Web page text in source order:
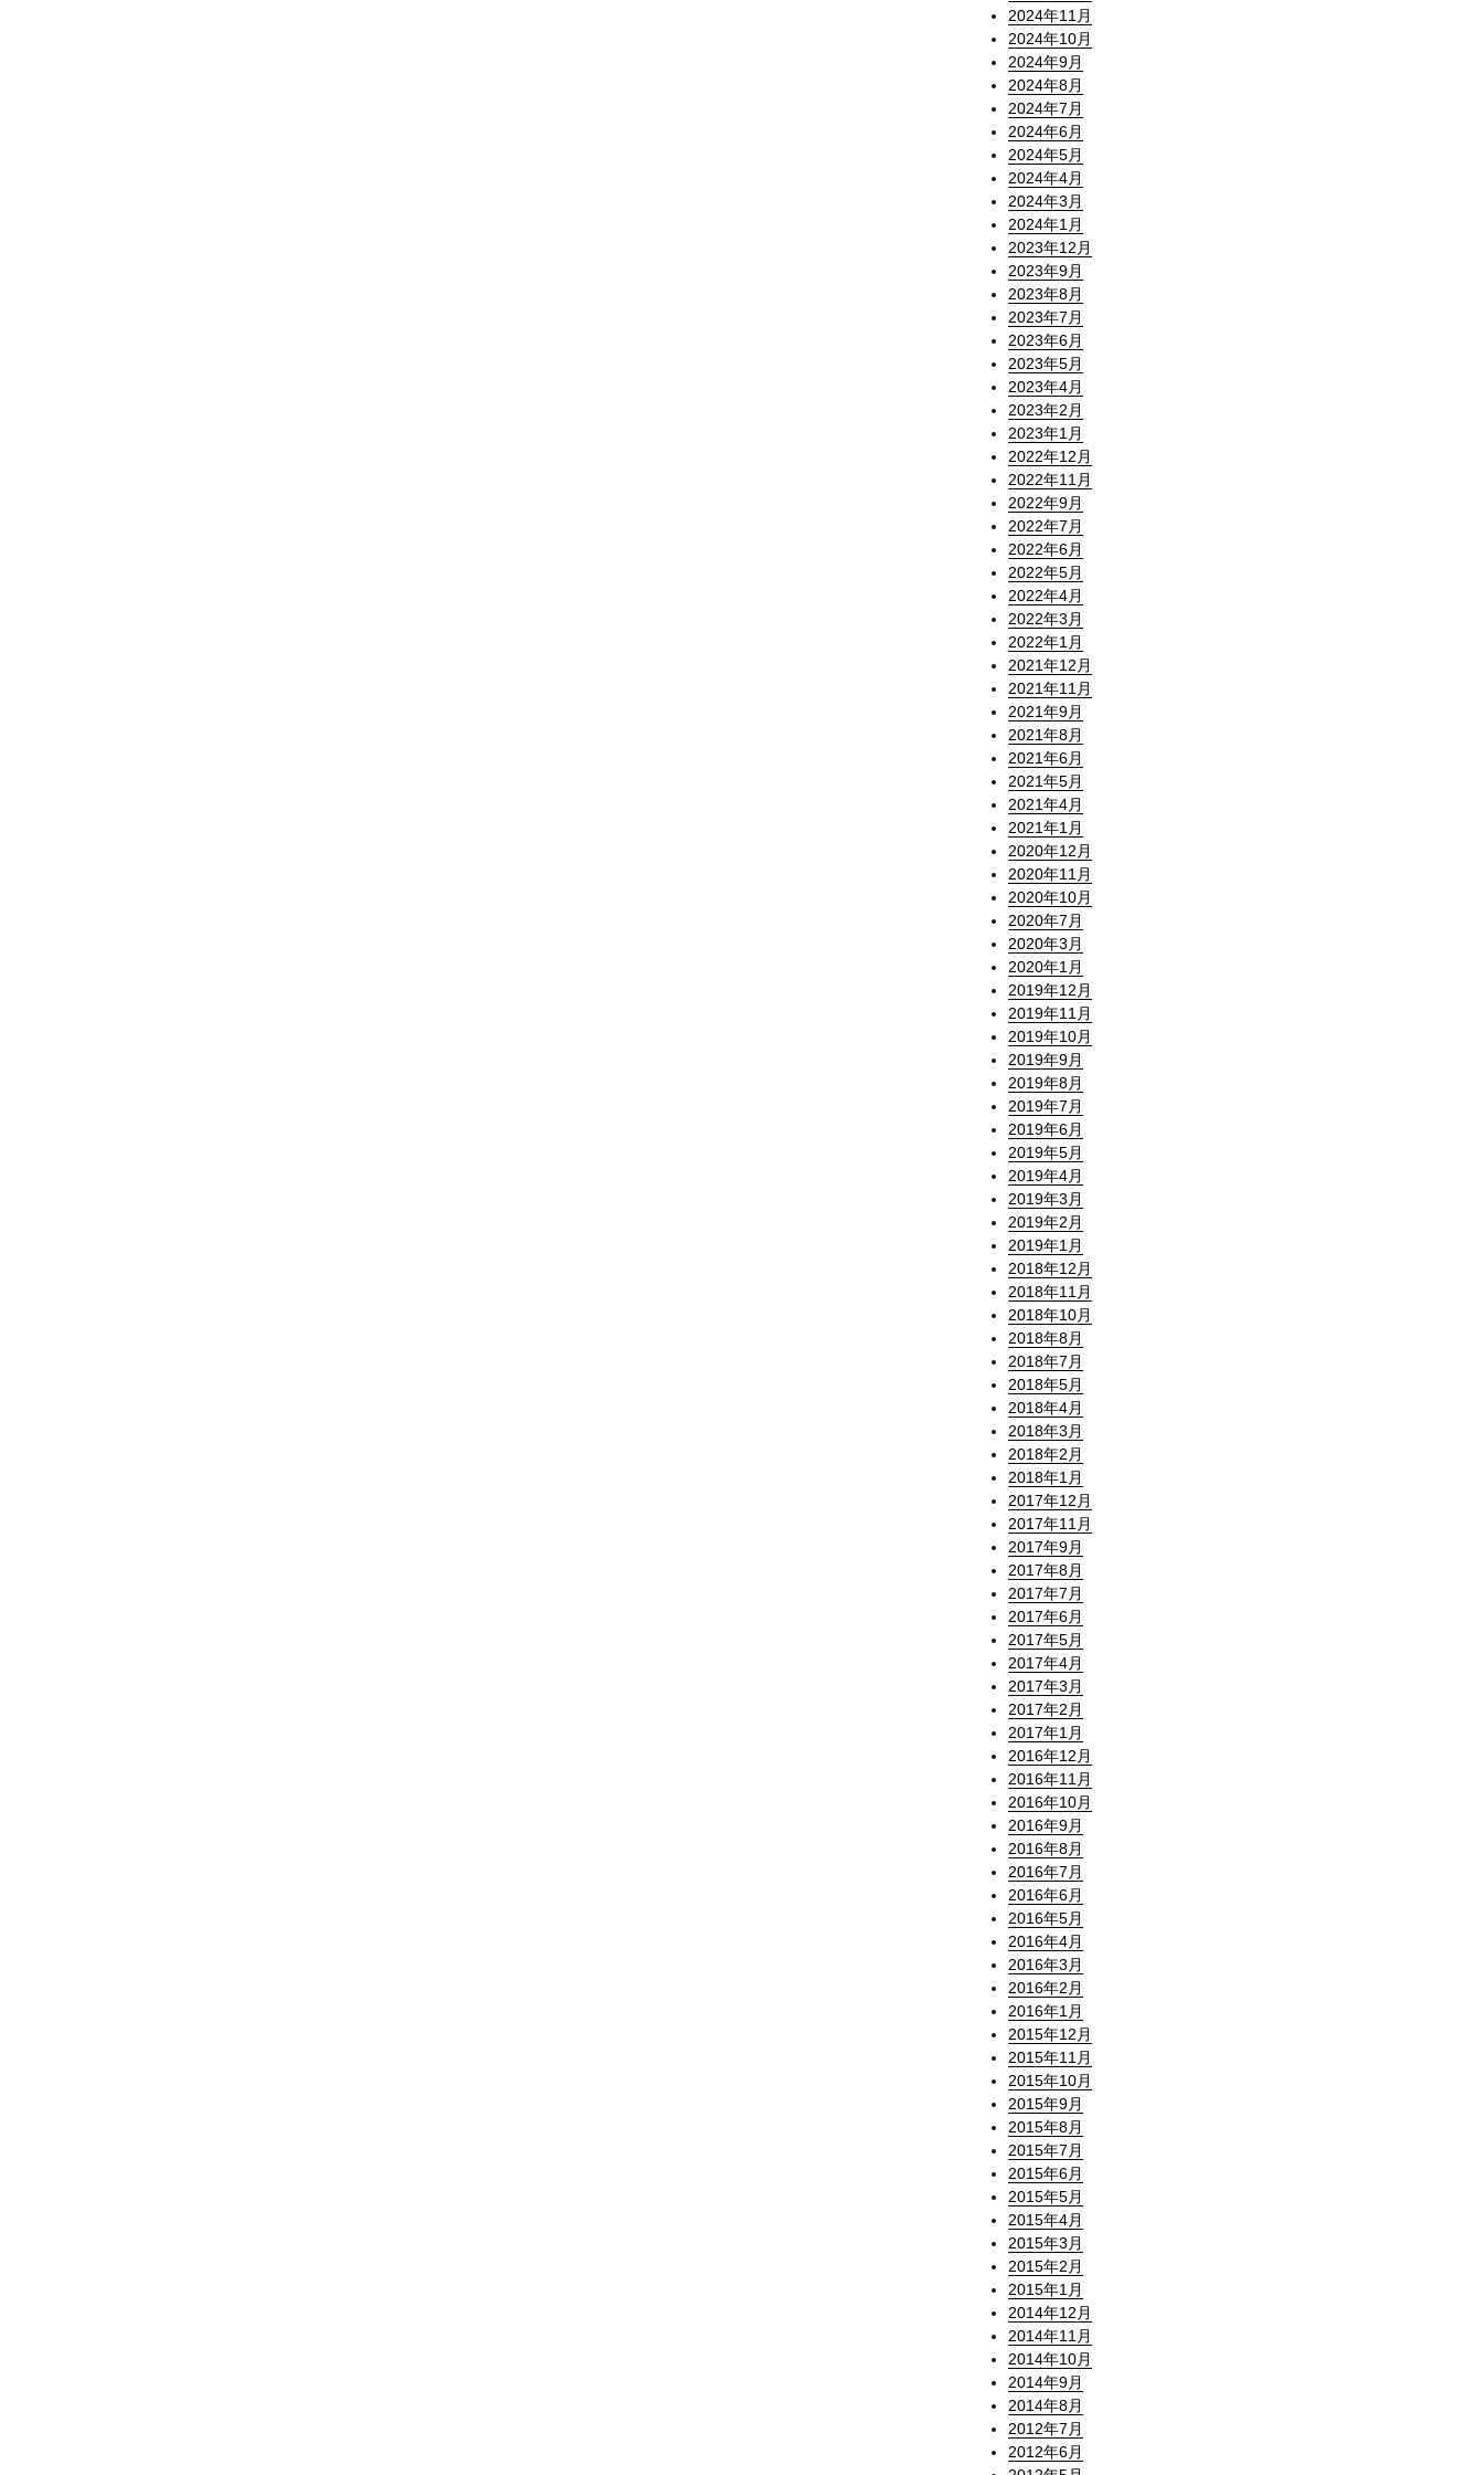
2024年11月
2024年10月
2024年9月
2024年8月
2024年7月
2024年6月
2024年5月
2024年4月
2024年3月
2024年1月
2023年12月
2023年9月
2023年8月
2023年7月
2023年6月
2023年5月
2023年4月
2023年2月
2023年1月
2022年12月
2022年11月
2022年9月
2022年7月
2022年6月
2022年5月
2022年4月
2022年3月
2022年1月
2021年12月
2021年11月
2021年9月
2021年8月
2021年6月
2021年5月
2021年4月
2021年1月
2020年12月
2020年11月
2020年10月
2020年7月
2020年3月
2020年1月
2019年12月
2019年11月
2019年10月
2019年9月
2019年8月
2019年7月
2019年6月
2019年5月
2019年4月
2019年3月
2019年2月
2019年1月
2018年12月
2018年11月
2018年10月
2018年8月
2018年7月
2018年5月
2018年4月
2018年3月
2018年2月
2018年1月
2017年12月
2017年11月
2017年9月
2017年8月
2017年7月
2017年6月
2017年5月
2017年4月
2017年3月
2017年2月
2017年1月
2016年12月
2016年11月
2016年10月
2016年9月
2016年8月
2016年7月
2016年6月
2016年5月
2016年4月
2016年3月
2016年2月
2016年1月
2015年12月
2015年11月
2015年10月
2015年9月
2015年8月
2015年7月
2015年6月
2015年5月
2015年4月
2015年3月
2015年2月
2015年1月
2014年12月
2014年11月
2014年10月
2014年9月
2014年8月
2012年7月
2012年6月